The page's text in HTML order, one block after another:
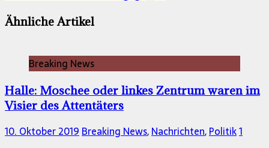
Ähnliche Artikel
Breaking News
Halle: Moschee oder linkes Zentrum waren im
Visier des Attentäters
10. Oktober 2019Breaking News,Nachrichten,Politik1